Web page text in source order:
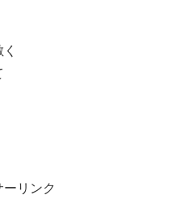
ーリンク